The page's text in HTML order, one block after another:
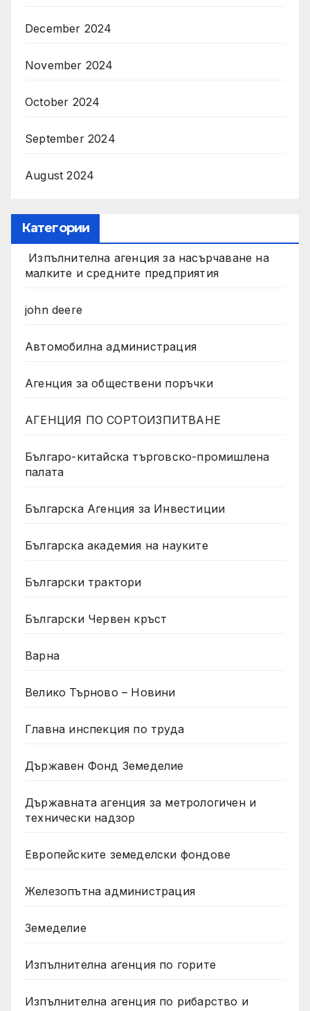
December 2024
November 2024
October 2024
September 2024
August 2024
Категории
Изпълнителна агенция за насърчаване на
малките и средните предприятия
john deere
Автомобилна администрация
Агенция за обществени поръчки
АГЕНЦИЯ ПО СОРТОИЗПИТВАНЕ
Българо-китайска търговско-промишлена
палата
Българска Агенция за Инвестиции
Българска академия на науките
Български трактори
Български Червен кръст
Варна
Велико Търново – Новини
Главна инспекция по труда
Държавен Фонд Земеделие
Държавната агенция за метрологичен и
технически надзор
Европейските земеделски фондове
Железопътна администрация
Земеделие
Изпълнителна агенция по горите
Изпълнителна агенция по рибарство и